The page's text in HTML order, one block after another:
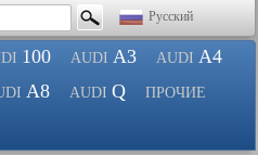
Русский
100 AUDI A3 AUDI A4
A8 AUDI Q ПРОЧИЕ